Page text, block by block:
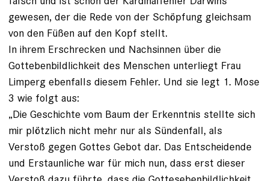
gewesen, der die Rede von der Schöpfung gleichsam
von den Füßen auf den Kopf stellt.
In ihrem Erschrecken und Nachsinnen über die
Gottebenbildlichkeit des Menschen unterliegt Frau
Limperg ebenfalls diesem Fehler. Und sie legt 1. Mose
3 wie folgt aus:
„Die Geschichte vom Baum der Erkenntnis stellte sich
mir plötzlich nicht mehr nur als Sündenfall, als
Verstoß gegen Gottes Gebot dar. Das Entscheidende
und Erstaunliche war für mich nun, dass erst dieser